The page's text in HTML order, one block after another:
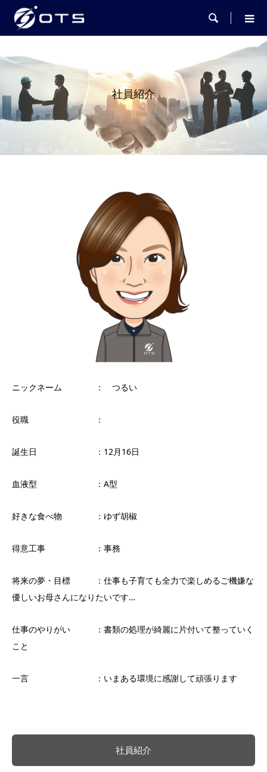

社員紹介
ニックネーム ： つるい
役職 ：
誕生日 ：12月16日
血液型 ：A型
好きな食べ物 ：ゆず胡椒
得意工事 ：事務
将来の夢・目標 ：仕事も子育ても全力で楽しめるご機嫌な
優しいお母さんになりたいです…
仕事のやりがい ：書類の処理が綺麗に片付いて整っていく
こと
一言 ：いまある環境に感謝して頑張ります
社員紹介